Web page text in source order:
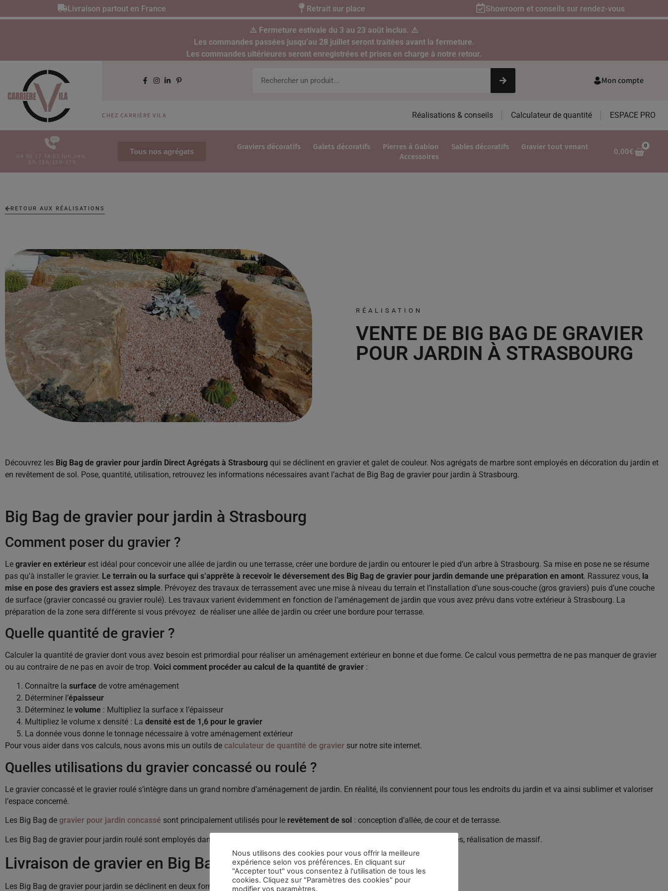
Livraison partout en France Retrait sur place Showroom et conseils sur rendez-vous
⚠️ Fermeture estivale du 3 au 23 août inclus. ⚠️
Les commandes passées jusqu’au 28 juillet seront traitées avant la fermeture.
Les commandes ultérieures seront enregistrées et prises en charge à notre retour.
Mon compte
CHEZ CARRIÈRE VILA Réalisations & conseils Calculateur de quantité ESPACE PRO
04 86 17 74 01 lun.ven.
8h-12h/13h-17h
Tous nos agrégats
Graviers décoratifs Galets décoratifs Pierres à Gabion Sables décoratifs
Gravier tout venant
Accessoires
0,00€
0
RETOUR AUX RÉALISATIONS
RÉALISATION
VENTE DE BIG BAG DE GRAVIER
POUR JARDIN À STRASBOURG
Découvrez les Big Bag de gravier pour jardin Direct Agrégats à Strasbourg qui se déclinent en gravier et galet de couleur. Nos agrégats de marbre sont employés en décoration du jardin et
en revêtement de sol. Pose, quantité, utilisation, retrouvez les informations nécessaires avant l’achat de Big Bag de gravier pour jardin à Strasbourg.
Big Bag de gravier pour jardin à Strasbourg
Comment poser du gravier ?
Le gravier en extérieur est idéal pour concevoir une allée de jardin ou une terrasse, créer une bordure de jardin ou entourer le pied d’un arbre à Strasbourg. Sa mise en pose ne se résume
pas qu’à installer le gravier. Le terrain ou la surface qui s’apprête à recevoir le déversement des Big Bag de gravier pour jardin demande une préparation en amont. Rassurez vous, la
mise en pose des graviers est assez simple. Prévoyez des travaux de terrassement avec une mise à niveau du terrain et l’installation d’une sous-couche (gros graviers) puis d’une couche
de surface (gravier concassé ou gravier roulé). Les travaux varient évidemment en fonction de l’aménagement de jardin que vous avez prévu dans votre extérieur à Strasbourg. La
préparation de la zone sera différente si vous prévoyez de réaliser une allée de jardin ou créer une bordure pour terrasse.
Quelle quantité de gravier ?
Calculer la quantité de gravier dont vous avez besoin est primordial pour réaliser un aménagement extérieur en bonne et due forme. Ce calcul vous permettra de ne pas manquer de gravier
ou au contraire de ne pas en avoir de trop. Voici comment procéder au calcul de la quantité de gravier :
Connaître la surface de votre aménagement
Déterminer l’épaisseur
Déterminez le volume : Multipliez la surface x l’épaisseur
Multipliez le volume x densité : La densité est de 1,6 pour le gravier
La donnée vous donne le tonnage nécessaire à votre aménagement extérieur
Pour vous aider dans vos calculs, nous avons mis un outils de calculateur de quantité de gravier sur notre site internet.
Quelles utilisations du gravier concassé ou roulé ?
Le gravier concassé et le gravier roulé s’intègre dans un grand nombre d’aménagement de jardin. En réalité, ils conviennent pour tous les endroits du jardin et va ainsi sublimer et valoriser
l’espace concerné.
Les Big Bag de gravier pour jardin concassé sont principalement utilisés pour le revêtement de sol : conception d’allée, de cour et de terrasse.
Les Big Bag de gravier pour jardin roulé sont employés dans la : embellissement des parterres, plates-bandes, réalisation de massif.
Livraison de gravier en Big Bag dans le Grand-Est
Les Big Bag de gravier pour jardin se déclinent en deux formes : Big Bag de gravier concassé et Big Bag de gravier roulé.
Nous utilisons des cookies pour vous offrir la meilleure
expérience selon vos préférences. En cliquant sur
"Accepter tout" vous consentez à l'utilisation de tous les
cookies. Cliquez sur "Paramètres des cookies" pour
modifier vos paramètres.